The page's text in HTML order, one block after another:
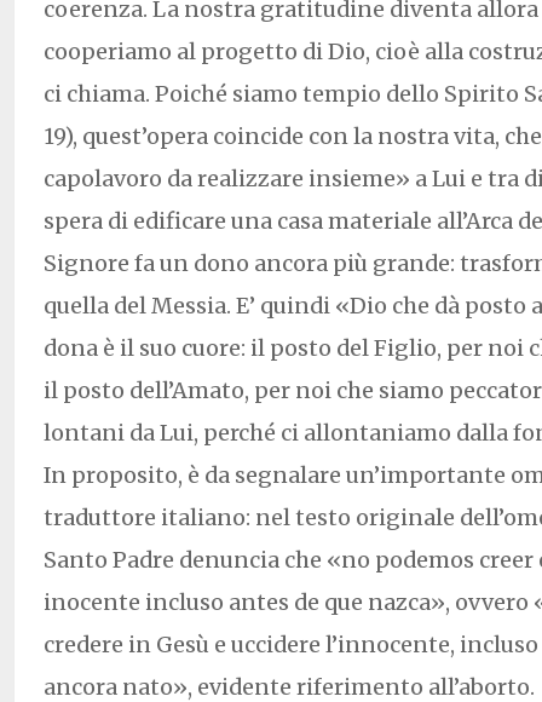
coerenza. La nostra gratitudine diventa
cooperiamo al progetto di Dio, cioè alla
ci chiama. Poiché siamo tempio dello Spirito
19), quest’opera coincide con la nostra vita,
capolavoro da realizzare insieme» a Lui e tra
spera di edificare una casa materiale all’Arca
Signore fa un dono ancora più grande:
quella del Messia. E’ quindi «Dio che dà posto
dona è il suo cuore: il posto del Figlio, per noi
il posto dell’Amato, per noi che siamo
lontani da Lui, perché ci allontaniamo dalla
In proposito, è da segnalare un’importante
traduttore italiano: nel testo originale
Santo Padre denuncia che «no podemos creer
inocente incluso antes de que nazca», ovvero
credere in Gesù e uccidere l’innocente,
ancora nato», evidente riferimento all’aborto.